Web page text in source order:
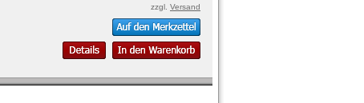
zzgl. Versand